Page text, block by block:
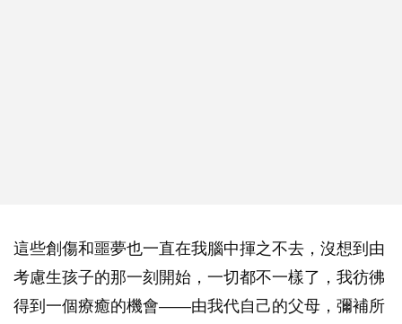
這些創傷和噩夢也一直在我腦中揮之不去，沒想到由
考慮生孩子的那一刻開始，一切都不一樣了，我彷彿
得到一個療癒的機會——由我代自己的父母，彌補所